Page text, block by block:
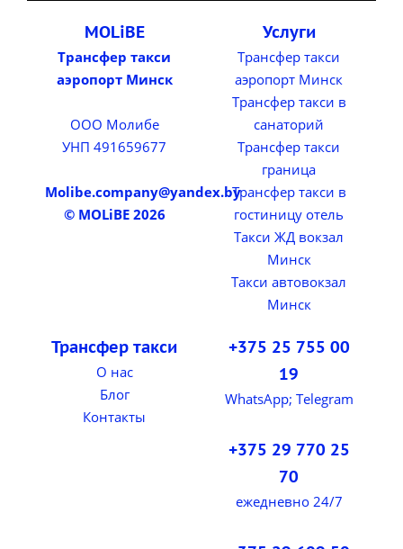
MOLiBE
Трансфер такси
аэропорт Минск
ООО Молибе
УНП 491659677
Molibe.company@yandex.by
© MOLiBE 2026
Услуги
Трансфер такси
аэропорт Минск
Трансфер такси в
санаторий
Трансфер такси
граница
Трансфер такси в
гостиницу отель
Такси ЖД вокзал
Минск
Такси автовокзал
Минск
Трансфер такси
О нас
Блог
Контакты
+375 25 755 00
19
WhatsApp; Telegram
+375 29 770 25
70
ежедневно 24/7